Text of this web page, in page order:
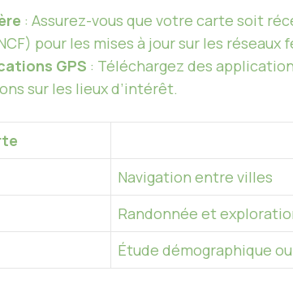
: Assurez-vous que votre carte soit
pour les mises à jour sur les réseaux
GPS : Téléchargez des
sur les lieux d’intérêt.
Navigation entre villes
Randonnée et
Étude démographique